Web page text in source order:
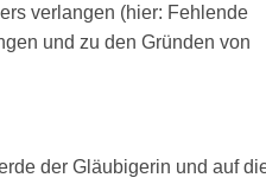
verlangen (hier: Fehlende
und zu den Gründen von
der Gläubigerin und auf